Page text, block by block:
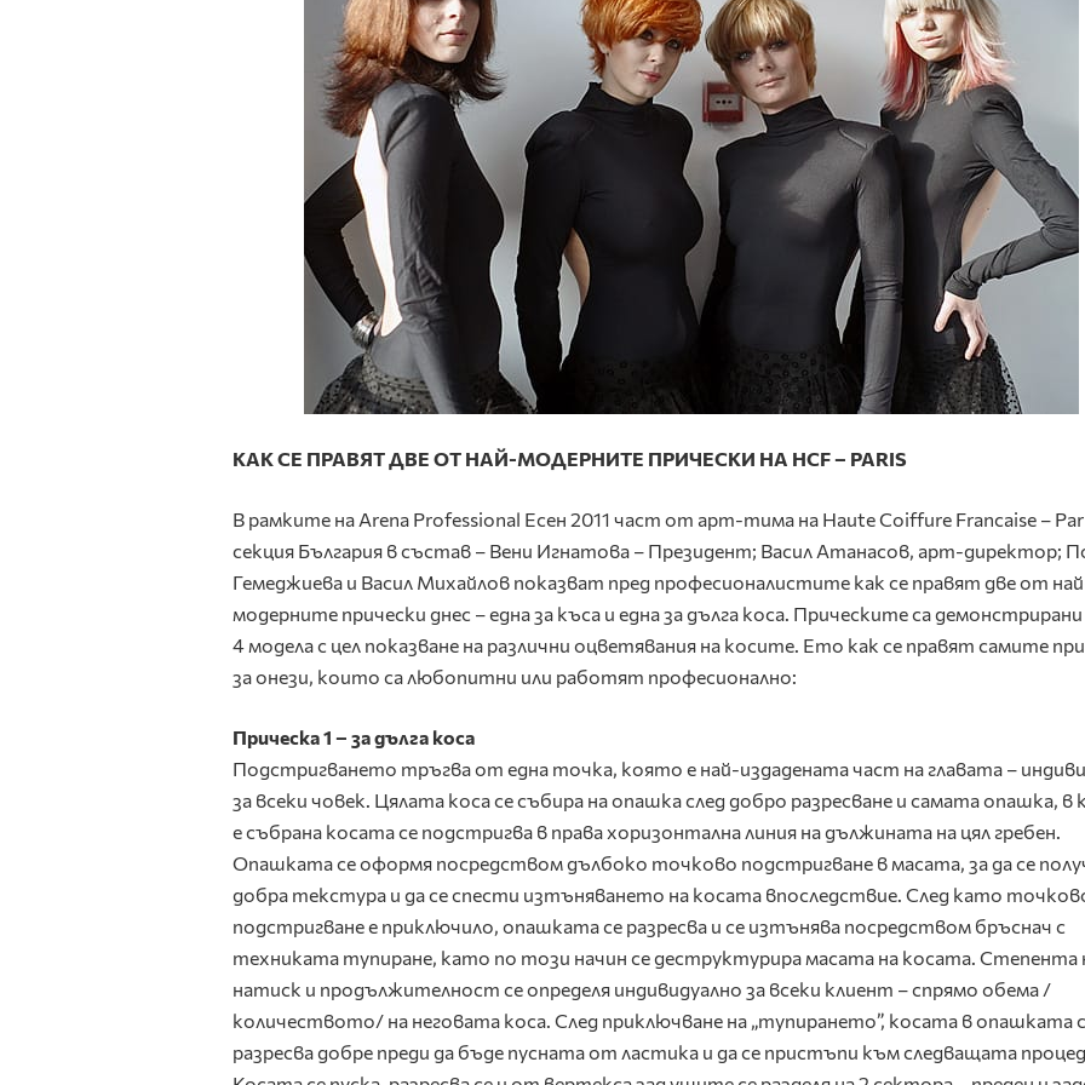
КАК СЕ ПРАВЯТ ДВЕ ОТ НАЙ-МОДЕРНИТЕ ПРИЧЕСКИ НА HCF – PARIS
В рамките на Arena Professional Eсен 2011 част от арт-тима на Haute Coiffure Francaise –
секция България в състав – Вени Игнатова – Президент; Васил Атанасов, арт-директор;
Гемеджиева и Васил Михайлов показват пред професионалистите как се правят две от
модерните прически днес – една за къса и една за дълга коса. Прическите са
4 модела с цел показване на различни оцветявания на косите. Ето как се правят самите
за онези, които са любопитни или работят професионално:
Прическа 1 – за дълга коса
Подстригването тръгва от една точка, която е най-издадената част на главата –
за всеки човек. Цялата коса се събира на опашка след добро разресване и самата опашка, в
е събрана косата се подстригва в права хоризонтална линия на дължината на цял гребен.
Опашката се оформя посредством дълбоко точково подстригване в масата, за да се
добра текстура и да се спести изтъняването на косата впоследствие. След като
подстригване е приключило, опашката се разресва и се изтънява посредством бръснач с
техниката тупиране, като по този начин се деструктурира масата на косата. Степента
натиск и продължителност се определя индивидуално за всеки клиент – спрямо обема /
количеството/ на неговата коса. След приключване на „тупирането”, косата в опашката
разресва добре преди да бъде пусната от ластика и да се пристъпи към следващата